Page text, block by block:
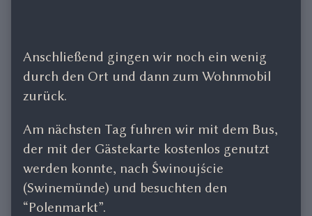
Anschließend gingen wir noch ein wenig
durch den Ort und dann zum Wohnmobil
zurück.
Am nächsten Tag fuhren wir mit dem Bus,
der mit der Gästekarte kostenlos genutzt
werden konnte, nach Świnoujście
(Swinemünde) und besuchten den
“Polenmarkt”.